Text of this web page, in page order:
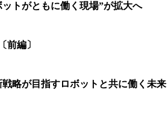
トがともに働く現場”が拡大へ
前編〕
略が目指すロボットと共に働く未来